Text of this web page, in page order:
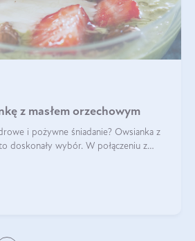
z masłem orzechowym
i pożywne śniadanie? Owsianka z
doskonały wybór. W połączeniu z